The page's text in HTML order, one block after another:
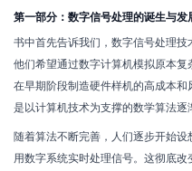
第一部分：数字信号处理的诞生与发
书中首先告诉我们，数字信号处理
他们希望通过数字计算机模拟原本
在早期阶段制造硬件样机的高成本
是以计算机技术为支撑的数学算法逐
随着算法不断完善，人们逐步开始设
用数字系统实时处理信号。这彻底